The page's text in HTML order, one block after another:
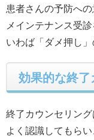
患者さんの予防へ
メインテナンス受
いわば「ダメ押し」
効果的な終了
終了カウンセリン
よく認識してもらい